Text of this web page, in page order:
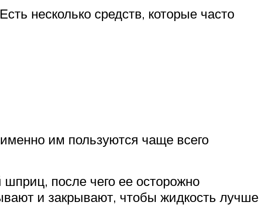
несколько средств, которые часто
им пользуются чаще всего
после чего ее осторожно
и закрывают, чтобы жидкость лучше